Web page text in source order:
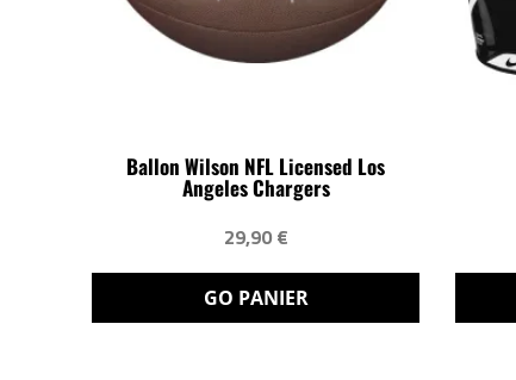
Ballon Wilson NFL Licensed Los
Angeles Chargers
29,90 €
GO PANIER